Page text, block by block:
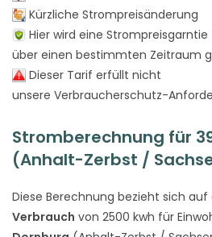
Kürzliche Strompreisänderung
Hier wird eine Strompreisgarntie
über einen bestimmten Zeitraum
Dieser Tarif erfüllt nicht
unsere Verbraucherschutz-
Stromberechnung für
(Anhalt-Zerbst /
Diese Berechnung bezieht sich auf
Verbrauch von 2500 kwh für